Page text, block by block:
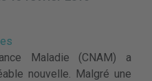
Maladie (CNAM) a
nouvelle. Malgré une